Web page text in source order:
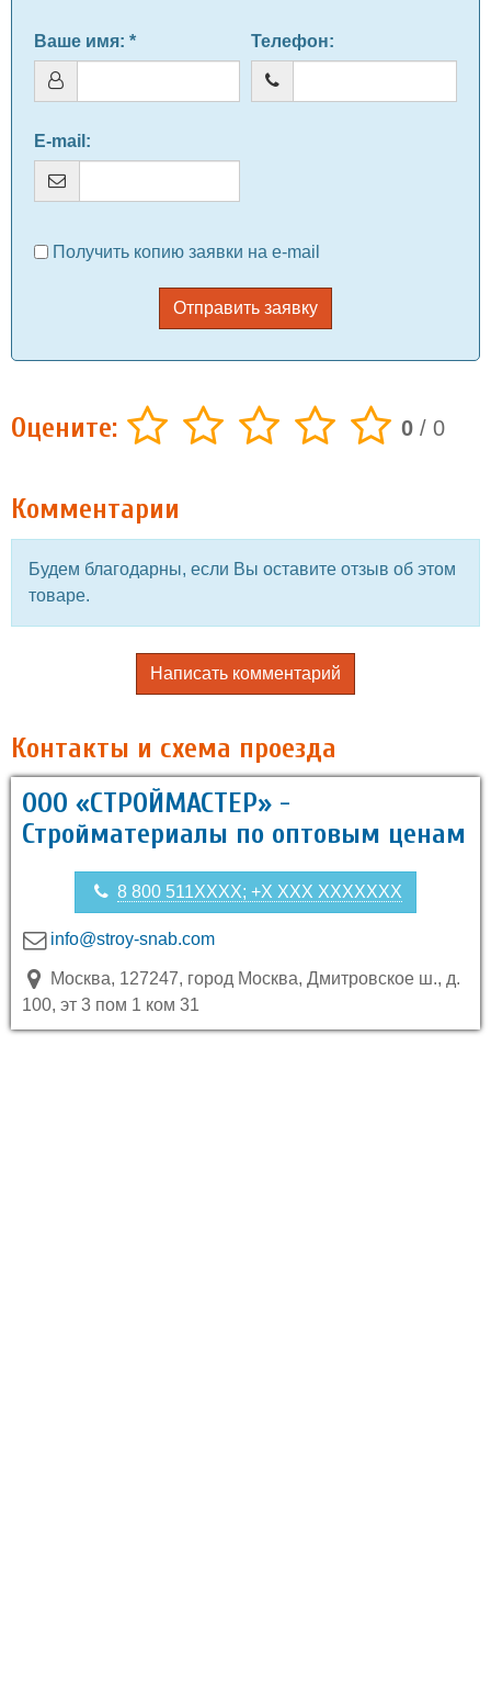
Ваше имя: * Телефон:
E-mail :
Получить копию заявки на e-mail
Отправить заявку
Оцените: 0 / 0
Комментарии
Будем благодарны, если Вы оставите отзыв об этом
товаре.
Написать комментарий
Контакты и схема проезда
ООО «СТРОЙМАСТЕР» -
Стройматериалы по оптовым ценам
8 800 511XXXX; +X XXX XXXXXXX
info@stroy-snab.com
Москва, 127247, город Москва, Дмитровское ш., д.
100, эт 3 пом 1 ком 31